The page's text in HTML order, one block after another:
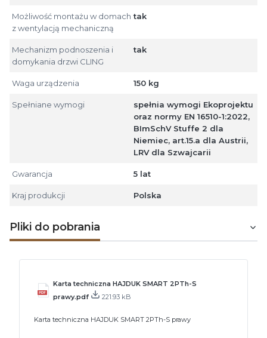
Możliwość montażu w domach
z wentylacją mechaniczną
tak
Mechanizm podnoszenia i
domykania drzwi CLING
tak
Waga urządzenia 150 kg
Spełniane wymogi
spełnia wymogi Ekoprojektu
oraz normy EN 16510-1:2022,
BImSchV Stuffe 2 dla
Niemiec, art.15.a dla Austrii,
LRV dla Szwajcarii
Gwarancja 5 lat
Kraj produkcji Polska
Pliki do pobrania
Karta techniczna HAJDUK SMART 2PTh-S
prawy.pdf
221.93 kB
Karta techniczna HAJDUK SMART 2PTh-S prawy